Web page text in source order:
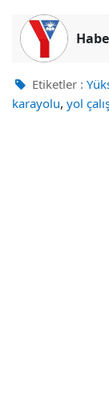
Etiketler :
karayolu, yol